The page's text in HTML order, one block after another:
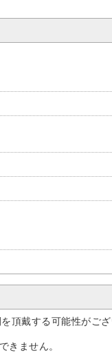
頂戴する可能性がご
きません。